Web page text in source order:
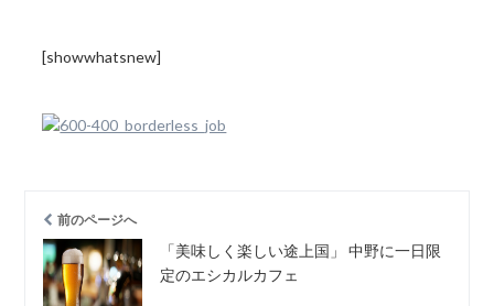
[showwhatsnew]
前のページへ
「美味しく楽しい途上国」 中野に一日限
定のエシカルカフェ